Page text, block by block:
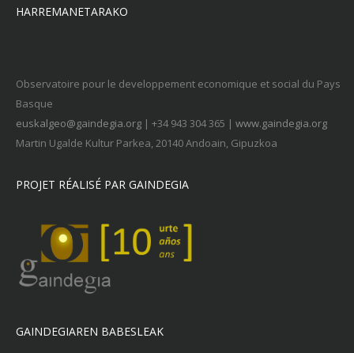
HARREMANETARAKO
Observatoire pour le developpement economique et social du Pays
Basque
euskalgeo@gaindegia.org | +34 943 304 365 | www.gaindegia.org
Martin Ugalde Kultur Parkea, 20140 Andoain, Gipuzkoa
PROJET RÉALISÉ PAR GAINDEGIA
GAINDEGIAREN BABESLEAK